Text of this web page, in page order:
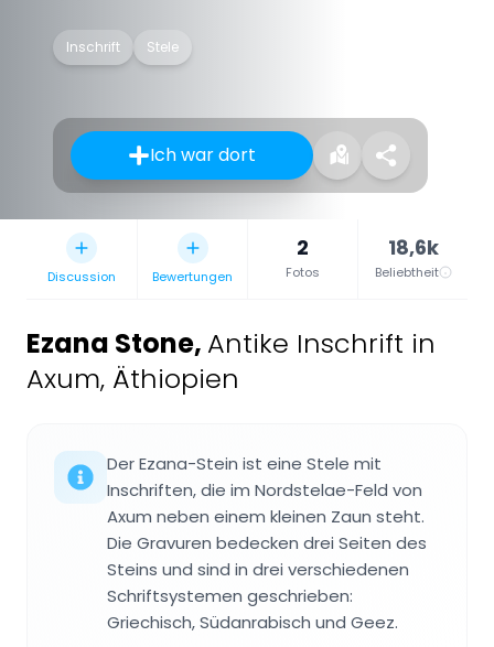
Inschrift Stele
Ich war dort
Discussion Bewertungen
2
Fotos
18,6k
Beliebtheit
Ezana Stone, Antike Inschrift in
Axum, Äthiopien
Der Ezana-Stein ist eine Stele mit
Inschriften, die im Nordstelae-Feld von
Axum neben einem kleinen Zaun steht.
Die Gravuren bedecken drei Seiten des
Steins und sind in drei verschiedenen
Schriftsystemen geschrieben:
Griechisch, Südanrabisch und Geez.